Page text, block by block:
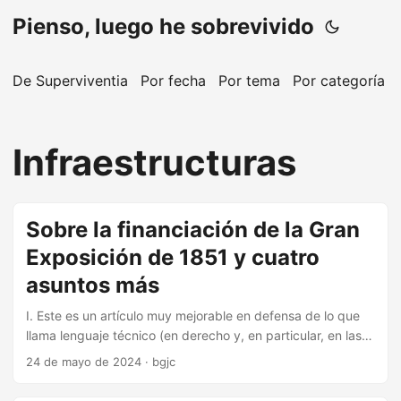
Pienso, luego he sobrevivido
De Superviventia Por fecha Por tema Por categoría
Infraestructuras
Sobre la financiación de la Gran
Exposición de 1851 y cuatro
asuntos más
I. Este es un artículo muy mejorable en defensa de lo que
llama lenguaje técnico (en derecho y, en particular, en las
sentencias). Argumenta alrededor de un hombre de paja: 1)
24 de mayo de 2024 · bgjc